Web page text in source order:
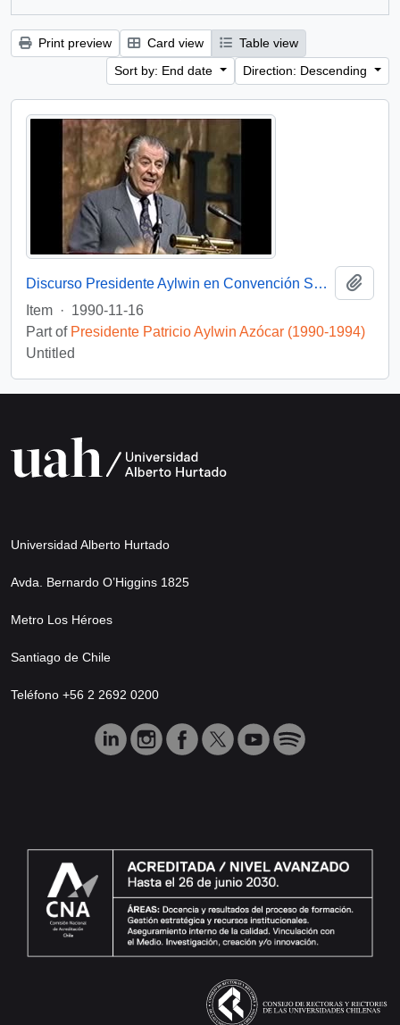
Print preview Card view
Table view
Sort by: End date
Direction: Descending
Discurso Presidente Aylwin en Convención Santiago: Video
Item · 1990-11-16
Part of Presidente Patricio Aylwin Azócar (1990-1994)
Untitled
Universidad Alberto Hurtado
Avda. Bernardo O’Higgins 1825
Metro Los Héroes
Santiago de Chile
Teléfono +56 2 2692 0200